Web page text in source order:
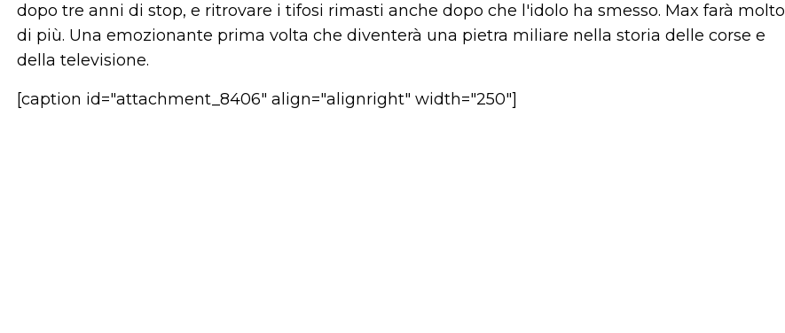
dopo tre anni di stop, e ritrovare i tifosi rimasti anche dopo che l'idolo ha smesso. Max farà molto
di più. Una emozionante prima volta che diventerà una pietra miliare nella storia delle corse e
della televisione.
[caption id="attachment_8406" align="alignright" width="250"]